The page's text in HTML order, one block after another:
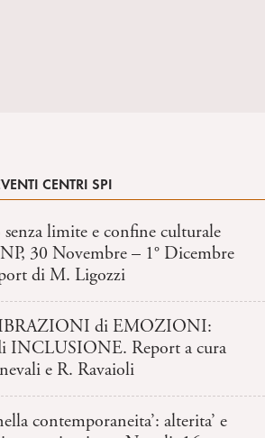
CENTRI SPI
limite e confine culturale
30 Novembre – 1° Dicembre
di M. Ligozzi
di EMOZIONI:
INCLUSIONE. Report a cura
e R. Ravaioli
contemporaneita’: alterita’ e